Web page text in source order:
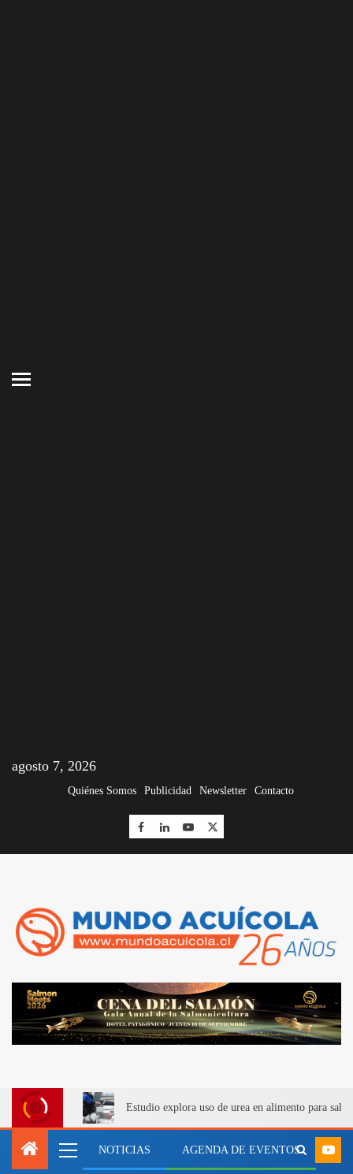
agosto 7, 2026
Quiénes Somos Publicidad Newsletter Contacto
Estudio explora uso de urea en alimento para
NOTICIAS AGENDA DE EVENTOS